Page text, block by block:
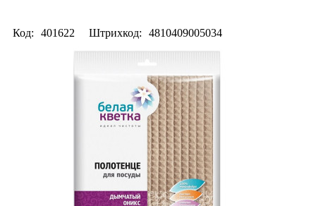
Код: 401622 Штрихкод: 4810409005034